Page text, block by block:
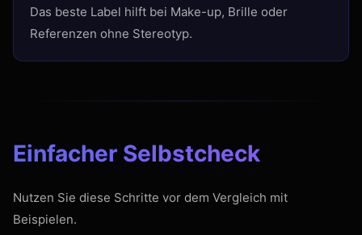
Das beste Label hilft bei Make-up, Brille oder
Referenzen ohne Stereotyp.
Einfacher Selbstcheck
Nutzen Sie diese Schritte vor dem Vergleich mit
Beispielen.